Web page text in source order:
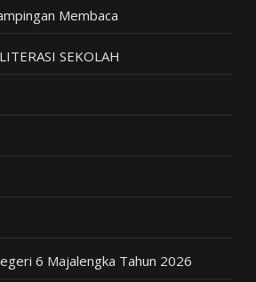
Membaca
SEKOLAH
6 Majalengka Tahun 2026